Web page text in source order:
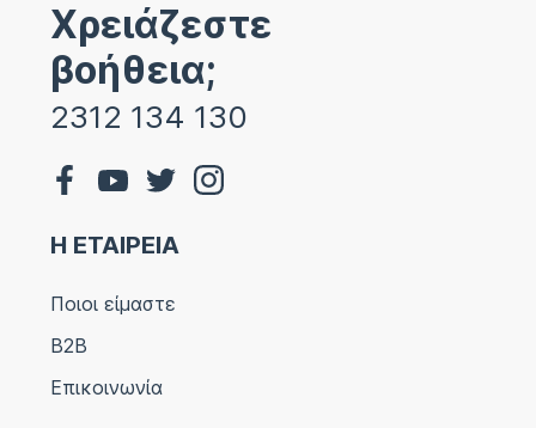
Χρειάζεστε
βοήθεια;
2312 134 130
Η ΕΤΑΙΡΕΙΑ
Ποιοι είμαστε
B2B
Επικοινωνία